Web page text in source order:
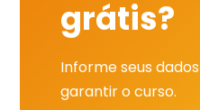
grátis?
Informe seus
garantir o curso.